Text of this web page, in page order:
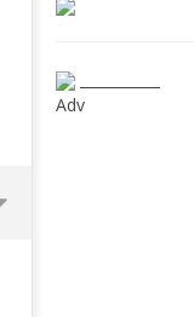
___________
Adv